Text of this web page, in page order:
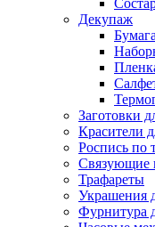
Декупаж
Бумага
Заготовки
Красители
Роспись по
Связующие
Трафареты
Украшения
Фурнитура